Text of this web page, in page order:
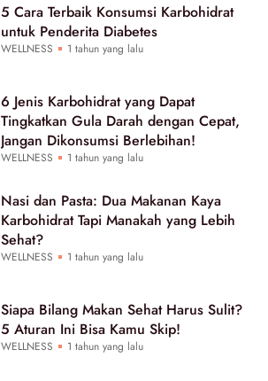
5 Cara Terbaik Konsumsi Karbohidrat
untuk Penderita Diabetes
WELLNESS 1 tahun yang lalu
6 Jenis Karbohidrat yang Dapat
Tingkatkan Gula Darah dengan Cepat,
Jangan Dikonsumsi Berlebihan!
WELLNESS 1 tahun yang lalu
Nasi dan Pasta: Dua Makanan Kaya
Karbohidrat Tapi Manakah yang Lebih
Sehat?
WELLNESS 1 tahun yang lalu
Siapa Bilang Makan Sehat Harus Sulit?
5 Aturan Ini Bisa Kamu Skip!
WELLNESS 1 tahun yang lalu